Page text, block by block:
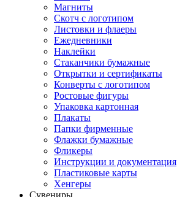
Магниты
Скотч с логотипом
Листовки и флаеры
Ежедневники
Наклейки
Стаканчики бумажные
Открытки и сертификаты
Конверты с логотипом
Ростовые фигуры
Упаковка картонная
Плакаты
Папки фирменные
Флажки бумажные
Фликеры
Инструкции и документация
Пластиковые карты
Хенгеры
Сувениры